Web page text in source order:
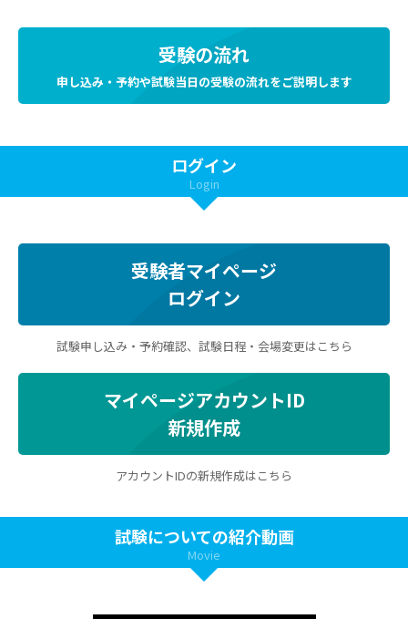
受験の流れ
申し込み・予約や試験当日の受験の流れをご説明します
ログイン
Login
受験者マイページ
ログイン
試験申し込み・予約確認、試験日程・会場変更はこちら
マイページアカウントID
新規作成
アカウントIDの新規作成はこちら
試験についての紹介動画
Movie